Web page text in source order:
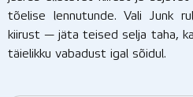
tõelise lennutunde. Vali Junk
kiirust — jäta teised selja taha,
täielikku vabadust igal sõidul.